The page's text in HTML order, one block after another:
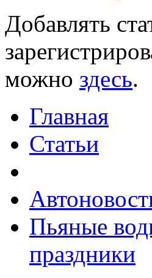
Добавлять
можно здесь.
Главная
Статьи
Пьяные
праздники